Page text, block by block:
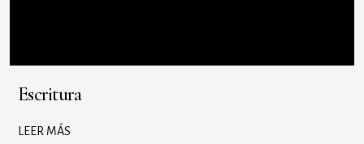
Escritura
LEER MÁS